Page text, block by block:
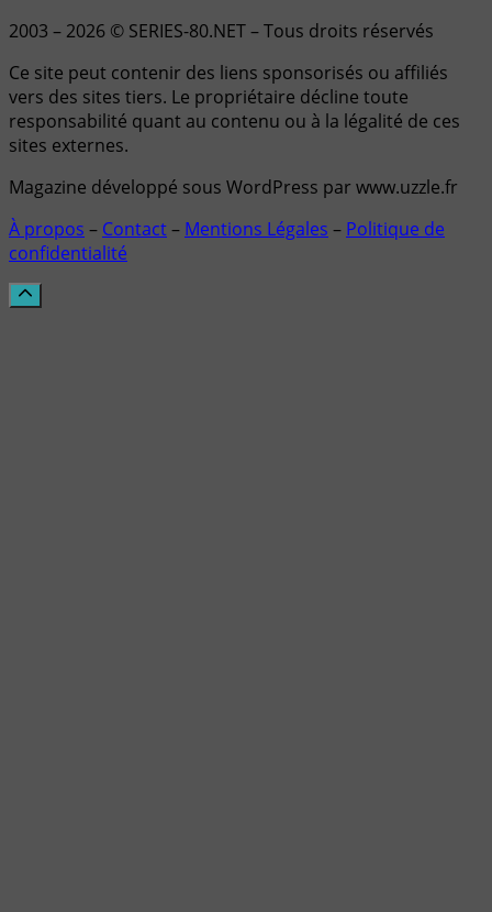
2003 – 2026 © SERIES-80.NET – Tous droits réservés
Ce site peut contenir des liens sponsorisés ou affiliés
vers des sites tiers. Le propriétaire décline toute
responsabilité quant au contenu ou à la légalité de ces
sites externes.
Magazine développé sous WordPress par www.uzzle.fr
À propos – Contact– Mentions Légales – Politique de
confidentialité